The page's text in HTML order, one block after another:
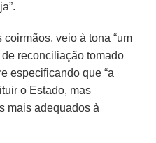
veio à tona “um
reconciliação tomado
especificando que “a
o Estado, mas
mais adequados à